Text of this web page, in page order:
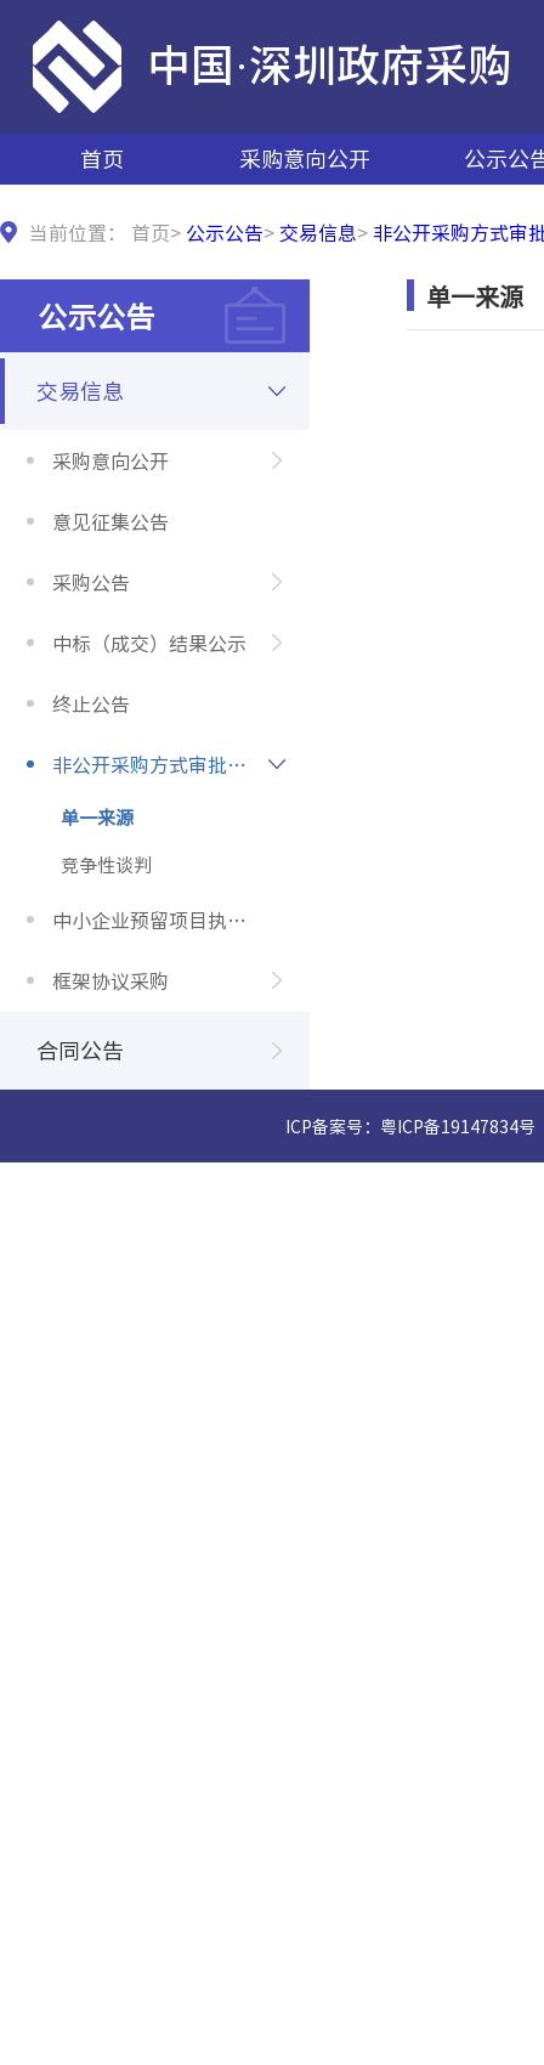
中国·深圳政府采购
首页 采购意向公开 公示公
当前位置： 首页> 公示公告> 交易信息> 非公开采购方式审
公示公告
交易信息
采购意向公开
意见征集公告
采购公告
中标（成交）结果公示
终止公告
非公开采购方式审批公示
单一来源
竞争性谈判
中小企业预留项目执行情况
框架协议采购
合同公告
单一来源
ICP备案号：粤ICP备19147834号